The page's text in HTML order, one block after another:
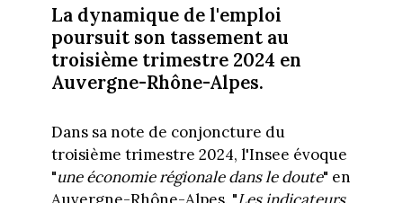
La dynamique de l'emploi
poursuit son tassement au
troisième trimestre 2024 en
Auvergne-Rhône-Alpes.
Dans sa note de conjoncture du
troisième trimestre 2024, l'Insee évoque
"une économie régionale dans le doute" en